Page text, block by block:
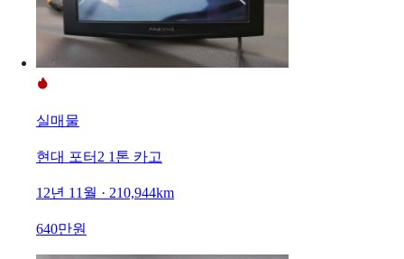
실매물
현대 포터2 1톤 카고
12년 11월 · 210,944km
640만원